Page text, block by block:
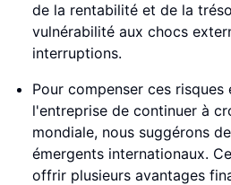
de la rentabilité et de la
vulnérabilité aux chocs
interruptions.
Pour compenser ces
l'entreprise de continuer à
mondiale, nous suggérons
émergents internationaux.
offrir plusieurs avantages